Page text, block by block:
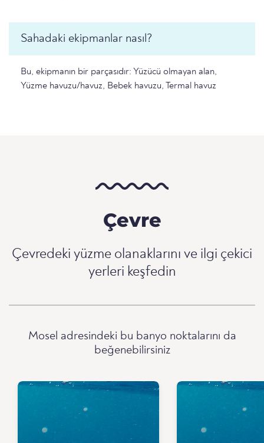
Sahadaki ekipmanlar nasıl?
Bu, ekipmanın bir parçasıdır: Yüzücü olmayan alan,
Yüzme havuzu/havuz, Bebek havuzu, Termal havuz
Çevre
Çevredeki yüzme olanaklarını ve ilgi çekici
yerleri keşfedin
Mosel adresindeki bu banyo noktalarını da
beğenebilirsiniz